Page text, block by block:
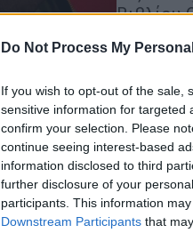
Do Not Process My
If you wish to opt-out of the sale,
sensitive information for targeted
confirm your selection. Please
continue seeing interest-based
information disclosed to third
further disclosure of your
participants. This information
Downstream Participants that
Βιβλίου
Βιβλίο|
στη
Η πόλη